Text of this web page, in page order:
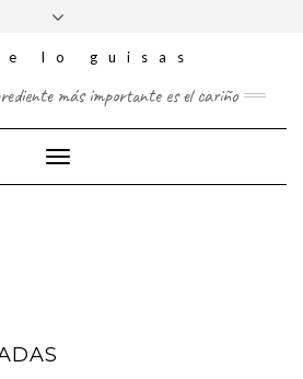
TWITTERPINTEREST
cabecera
más importante es el cariño
Cambiar
modo